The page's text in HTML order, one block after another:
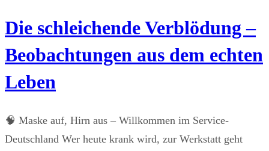
Die schleichende Verblödung –
Beobachtungen aus dem echten
Leben
🧠 Maske auf, Hirn aus – Willkommen im Service-
Deutschland Wer heute krank wird, zur Werkstatt geht